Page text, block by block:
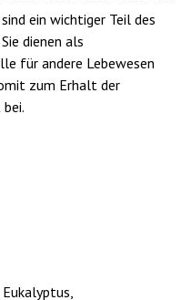
ein wichtiger Teil des
dienen als
für andere Lebewesen
zum Erhalt der